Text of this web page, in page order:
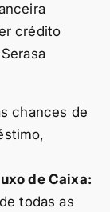
crédito
chances de
de Caixa:
todas as